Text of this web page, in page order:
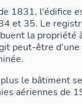
1831, l'édifice
et 35. Le
la propriété
peut-être
le bâtiment
aériennes de